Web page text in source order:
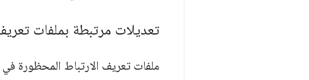
تعديلات مرتبطة بملفات
ملفات تعريف الارتباط المحظورة